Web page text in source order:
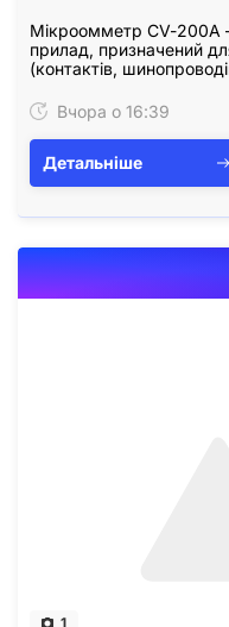
Мікроомметр CV-200А
прилад, призначений
(контактів,
Характеристики…
Вчора о 16:39
Детальніше
1